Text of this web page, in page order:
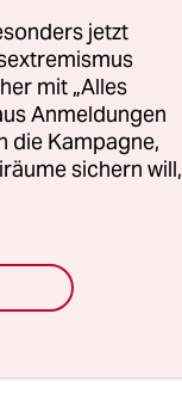
jetzt
mit „Alles
Anmeldungen
die Kampagne,
sichern will,